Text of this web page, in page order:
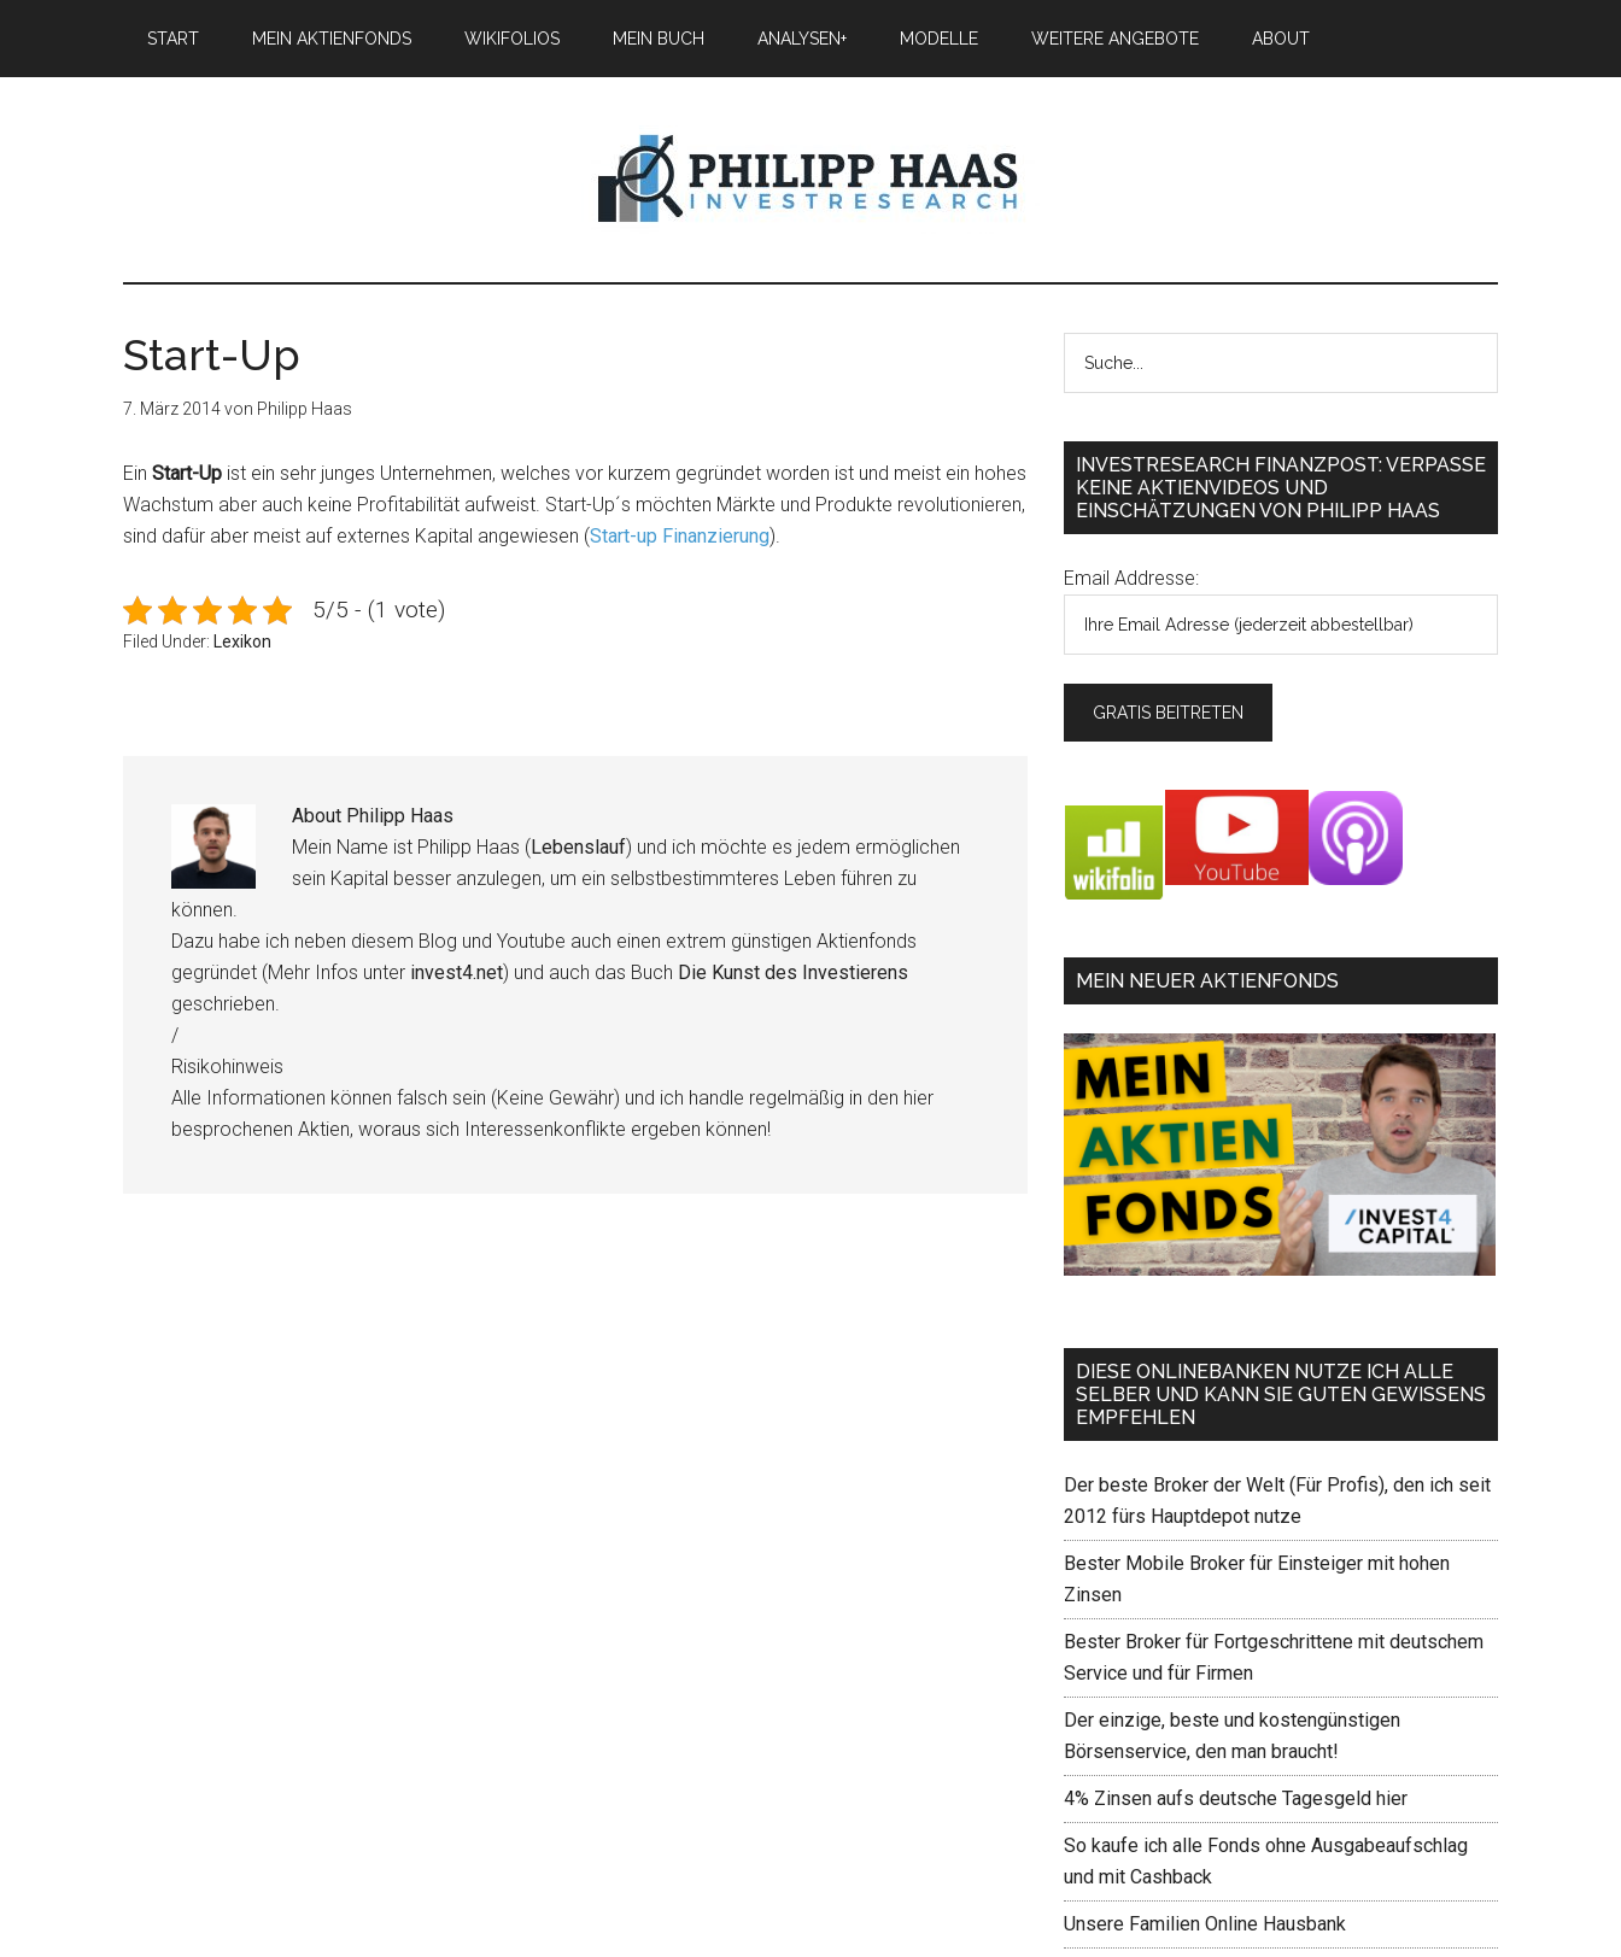
START MEIN AKTIENFONDS WIKIFOLIOS MEIN BUCH ANALYSEN+ MODELLE WEITERE ANGEBOTE ABOUT
Start-Up
7. März 2014von Philipp Haas
Ein Start-Up ist ein sehr junges Unternehmen, welches vor kurzem gegründet worden ist und meist ein hohes
Wachstum aber auch keine Profitabilität aufweist. Start-Up´s möchten Märkte und Produkte revolutionieren,
sind dafür aber meist auf externes Kapital angewiesen (Start-up Finanzierung).
5/5 - (1 vote)
Filed Under: Lexikon
About Philipp Haas
Mein Name ist Philipp Haas (Lebenslauf) und ich möchte es jedem ermöglichen
sein Kapital besser anzulegen, um ein selbstbestimmteres Leben führen zu
können.
Dazu habe ich neben diesem Blog und Youtube auch einen extrem günstigen Aktienfonds
gegründet (Mehr Infos unter invest4.net) und auch das Buch Die Kunst des Investierens
geschrieben.
/
Risikohinweis
Alle Informationen können falsch sein (Keine Gewähr) und ich handle regelmäßig in den hier
besprochenen Aktien, woraus sich Interessenkonflikte ergeben können!
INVESTRESEARCH FINANZPOST: VERPASSE
KEINE AKTIENVIDEOS UND
EINSCHÄTZUNGEN VON PHILIPP HAAS
Email Addresse:
MEIN NEUER AKTIENFONDS
DIESE ONLINEBANKEN NUTZE ICH ALLE
SELBER UND KANN SIE GUTEN GEWISSENS
EMPFEHLEN
Der beste Broker der Welt (Für Profis), den ich seit
2012 fürs Hauptdepot nutze
Bester Mobile Broker für Einsteiger mit hohen
Zinsen
Bester Broker für Fortgeschrittene mit deutschem
Service und für Firmen
Der einzige, beste und kostengünstigen
Börsenservice, den man braucht!
4% Zinsen aufs deutsche Tagesgeld hier
So kaufe ich alle Fonds ohne Ausgabeaufschlag
und mit Cashback
Unsere Familien Online Hausbank